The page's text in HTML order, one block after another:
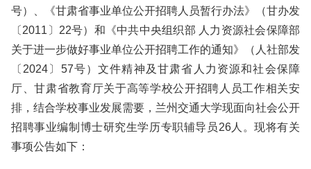
号）、《甘肃省事业单位公开招聘人员暂行办法》（甘办发
〔2011〕22号）和《中共中央组织部 人力资源社会保障部
关于进一步做好事业单位公开招聘工作的通知》（人社部发
〔2024〕57号）文件精神及甘肃省人力资源和社会保障
厅、甘肃省教育厅关于高等学校公开招聘人员工作相关安
排，结合学校事业发展需要，兰州交通大学现面向社会公开
招聘事业编制博士研究生学历专职辅导员26人。现将有关
事项公告如下：